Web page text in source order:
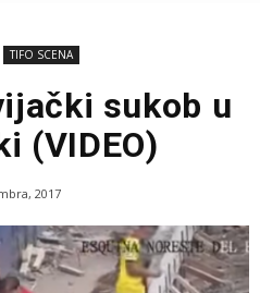
TIFO SCENA
sukob u
(VIDEO)
2017